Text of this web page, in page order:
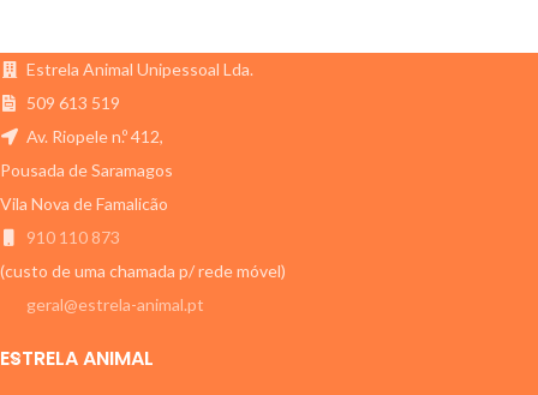
Estrela Animal Unipessoal Lda.
509 613 519
Av. Riopele n.º 412,
Pousada de Saramagos
Vila Nova de Famalicão
910 110 873
(custo de uma chamada p/ rede móvel)
geral@estrela-animal.pt
ESTRELA ANIMAL